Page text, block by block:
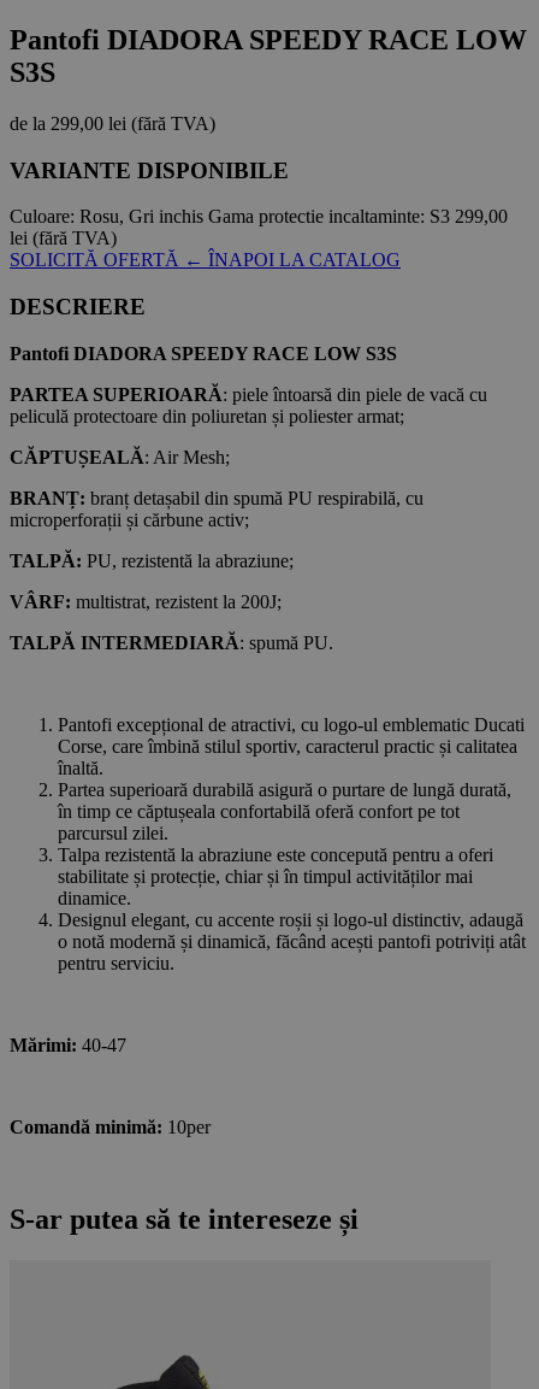
Pantofi DIADORA SPEEDY RACE LOW
S3S
de la 299,00 lei (fără TVA)
VARIANTE DISPONIBILE
Culoare: Rosu, Gri inchis Gama protectie incaltaminte: S3 299,00
lei (fără TVA)
SOLICITĂ OFERTĂ ← ÎNAPOI LA CATALOG
DESCRIERE
Pantofi DIADORA SPEEDY RACE LOW S3S
PARTEA SUPERIOARĂ: piele întoarsă din piele de vacă cu
peliculă protectoare din poliuretan și poliester armat;
CĂPTUȘEALĂ: Air Mesh;
BRANȚ: branț detașabil din spumă PU respirabilă, cu
microperforații și cărbune activ;
TALPĂ: PU, rezistentă la abraziune;
VÂRF: multistrat, rezistent la 200J;
TALPĂ INTERMEDIARĂ: spumă PU.
Pantofi excepțional de atractivi, cu logo-ul emblematic Ducati
Corse, care îmbină stilul sportiv, caracterul practic și calitatea
înaltă.
Partea superioară durabilă asigură o purtare de lungă durată,
în timp ce căptușeala confortabilă oferă confort pe tot
parcursul zilei.
Talpa rezistentă la abraziune este concepută pentru a oferi
stabilitate și protecție, chiar și în timpul activităților mai
dinamice.
Designul elegant, cu accente roșii și logo-ul distinctiv, adaugă
o notă modernă și dinamică, făcând acești pantofi potriviți atât
pentru serviciu.
Mărimi: 40-47
Comandă minimă: 10per
S-ar putea să te intereseze și